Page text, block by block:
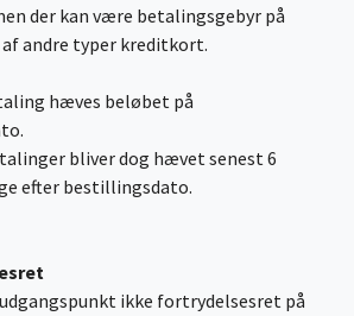
der kan være betalingsgebyr på
af andre typer kreditkort.
hæves beløbet på
bliver dog hævet senest 6
efter bestillingsdato.
ikke fortrydelsesret på